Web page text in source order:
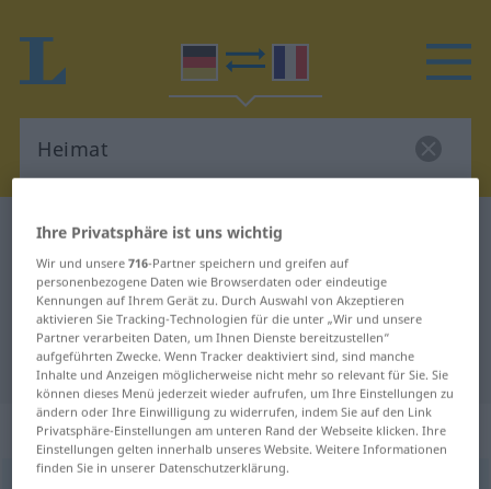
Deutsch-Französisch Wörterbuch
Deutsch-Französisch Übersetzung
für "Heimat"
"Heimat" Französisch Übersetzung
„Heimat“: Femininum
Ihre Privatsphäre ist uns wichtig
Wir und unsere716-Partner speichern und greifen auf
personenbezogene Daten wie Browserdaten oder eindeutige
Kennungen auf Ihrem Gerät zu. Durch Auswahl von Akzeptieren
aktivieren Sie Tracking-Technologien für die unter „Wir und unsere
Partner verarbeiten Daten, um Ihnen Dienste bereitzustellen“
aufgeführten Zwecke. Wenn Tracker deaktiviert sind, sind manche
Inhalte und Anzeigen möglicherweise nicht mehr so relevant für Sie. Sie
können dieses Menü jederzeit wieder aufrufen, um Ihre Einstellungen zu
ändern oder Ihre Einwilligung zu widerrufen, indem Sie auf den Link
Privatsphäre-Einstellungen am unteren Rand der Webseite klicken. Ihre
Einstellungen gelten innerhalb unseres Website. Weitere Informationen
finden Sie in unserer Datenschutzerklärung.